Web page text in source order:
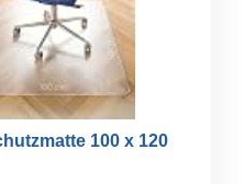
100 x 120